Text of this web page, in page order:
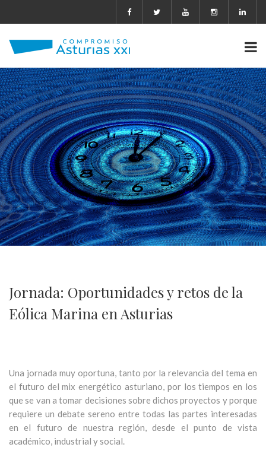
Jornada: Oportunidades y retos de la
Eólica Marina en Asturias
Una jornada muy oportuna, tanto por la relevancia del tema en
el futuro del mix energético asturiano, por los tiempos en los
que se van a tomar decisiones sobre dichos proyectos y porque
requiere un debate sereno entre todas las partes interesadas
en el futuro de nuestra región, desde el punto de vista
académico, industrial y social.